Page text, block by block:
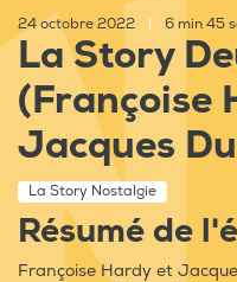
24 octobre 2022 6 min 45
La Story
(Françoise
Jacques
La Story Nostalgie
Résumé de
Françoise Hardy et